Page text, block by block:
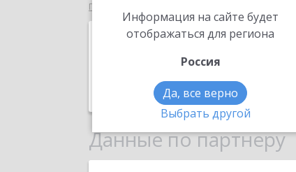
Информация на сайте будет
отображаться для региона
Россия
Да, все верно
Выбрать другой
Главная
АДИС
385006, Адыгея Респ,
Телефон: (8772) 54-3902
Данные по партнеру